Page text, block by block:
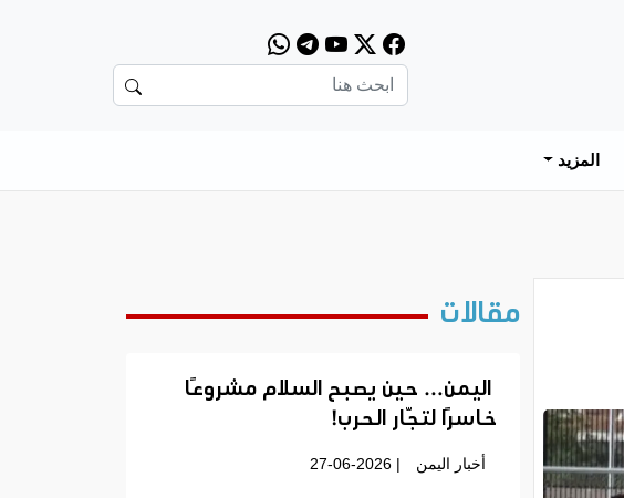
المزيد
مقالات
اليمن… حين يصبح السلام مشروعًا
خاسرًا لتجّار الحرب!
أخبار اليمن | 27-06-2026